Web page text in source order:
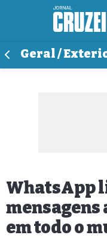
Geral /
WhatsApp
mensagens
em todo o